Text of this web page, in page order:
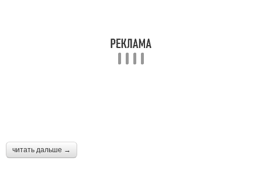
читать дальше →